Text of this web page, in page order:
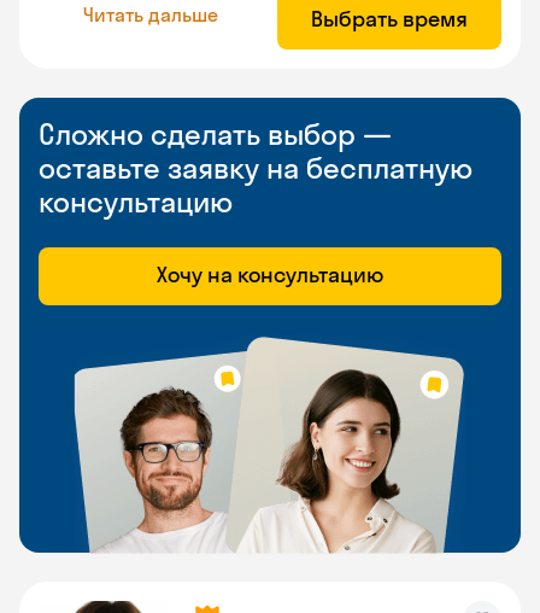
Читать дальше Выбрать время
Сложно сделать выбор —
оставьте заявку на бесплатную
консультацию
Хочу на консультацию